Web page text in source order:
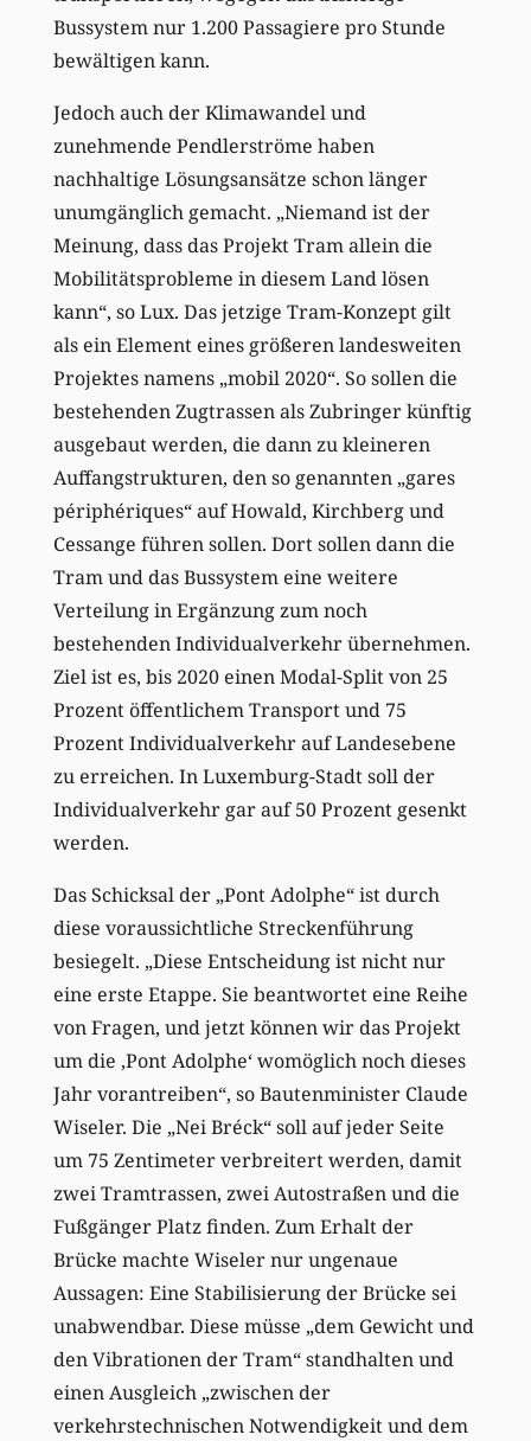
Bussystem nur 1.200 Passagiere pro Stunde
bewältigen kann.
Jedoch auch der Klimawandel und
zunehmende Pendlerströme haben
nachhaltige Lösungsansätze schon länger
unumgänglich gemacht. „Niemand ist der
Meinung, dass das Projekt Tram allein die
Mobilitätsprobleme in diesem Land lösen
kann“, so Lux. Das jetzige Tram-Konzept gilt
als ein Element eines größeren landesweiten
Projektes namens „mobil 2020“. So sollen die
bestehenden Zugtrassen als Zubringer künftig
ausgebaut werden, die dann zu kleineren
Auffangstrukturen, den so genannten „gares
périphériques“ auf Howald, Kirchberg und
Cessange führen sollen. Dort sollen dann die
Tram und das Bussystem eine weitere
Verteilung in Ergänzung zum noch
bestehenden Individualverkehr übernehmen.
Ziel ist es, bis 2020 einen Modal-Split von 25
Prozent öffentlichem Transport und 75
Prozent Individualverkehr auf Landesebene
zu erreichen. In Luxemburg-Stadt soll der
Individualverkehr gar auf 50 Prozent gesenkt
werden.
Das Schicksal der „Pont Adolphe“ ist durch
diese voraussichtliche Streckenführung
besiegelt. „Diese Entscheidung ist nicht nur
eine erste Etappe. Sie beantwortet eine Reihe
von Fragen, und jetzt können wir das Projekt
um die ‚Pont Adolphe‘ womöglich noch dieses
Jahr vorantreiben“, so Bautenminister Claude
Wiseler. Die „Nei Bréck“ soll auf jeder Seite
um 75 Zentimeter verbreitert werden, damit
zwei Tramtrassen, zwei Autostraßen und die
Fußgänger Platz finden. Zum Erhalt der
Brücke machte Wiseler nur ungenaue
Aussagen: Eine Stabilisierung der Brücke sei
unabwendbar. Diese müsse „dem Gewicht und
den Vibrationen der Tram“ standhalten und
einen Ausgleich „zwischen der
verkehrstechnischen Notwendigkeit und dem